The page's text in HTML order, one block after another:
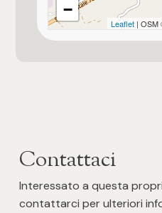
−
Leaflet| OSM
Contattaci
Interessato a questa
contattarci per ulteriori